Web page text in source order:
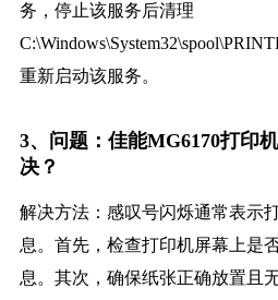
务，停止该服务后清理
重新启动该服务。
3、问题：佳能MG6170打印
决？
解决方法：感叹号闪烁通常表示
息。首先，检查打印机屏幕上是
息。其次，确保纸张正确放置且